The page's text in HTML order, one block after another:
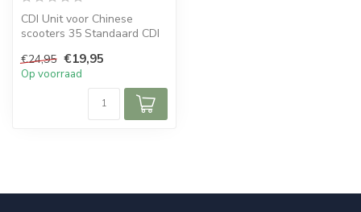
CDI Unit voor Chinese
scooters 35 Standaard CDI
(4 ...
€24,95 €19,95
Op voorraad